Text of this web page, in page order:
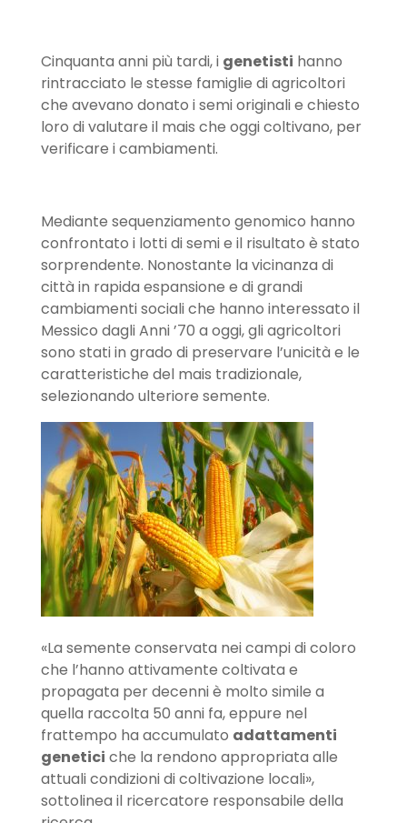
Cinquanta anni più tardi, i genetisti hanno
rintracciato le stesse famiglie di agricoltori
che avevano donato i semi originali e chiesto
loro di valutare il mais che oggi coltivano, per
verificare i cambiamenti.
Mediante sequenziamento genomico hanno
confrontato i lotti di semi e il risultato è stato
sorprendente. Nonostante la vicinanza di
città in rapida espansione e di grandi
cambiamenti sociali che hanno interessato il
Messico dagli Anni ’70 a oggi, gli agricoltori
sono stati in grado di preservare l’unicità e le
caratteristiche del mais tradizionale,
selezionando ulteriore semente.
«La semente conservata nei campi di coloro
che l’hanno attivamente coltivata e
propagata per decenni è molto simile a
quella raccolta 50 anni fa, eppure nel
frattempo ha accumulato adattamenti
genetici che la rendono appropriata alle
attuali condizioni di coltivazione locali»,
sottolinea il ricercatore responsabile della